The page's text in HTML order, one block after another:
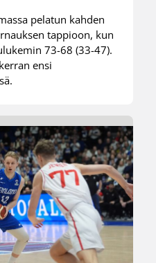
pelatun kahden
tappioon, kun
73-68 (33-47).
ensi